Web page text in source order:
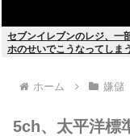
セブンイレブンのレジ、一
ホのせいでこうなってしま
ホーム 嫌儲
5ch、太平洋標